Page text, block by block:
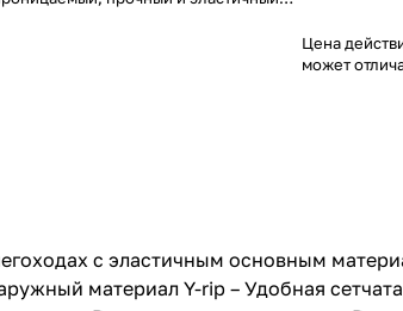
– Удобная сетчатая подкладка – Два
на молнии и
KISA
Цена
может
с эластичным основным
материал Y-rip – Удобная